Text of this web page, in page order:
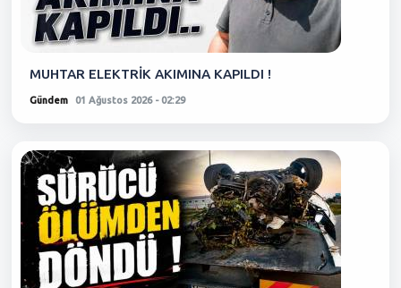
MUHTAR ELEKTRİK AKIMINA KAPILDI !
Gündem 01 Ağustos 2026 - 02:29